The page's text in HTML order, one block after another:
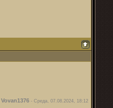
Vovan1376 - Среда, 07.08.2024, 18:12